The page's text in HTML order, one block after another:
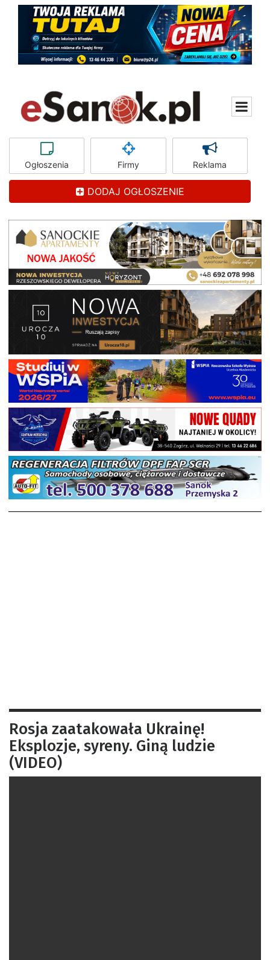
Ogłoszenia Firmy Reklama
DODAJ OGŁOSZENIE
Rosja zaatakowała Ukrainę!
Eksplozje, syreny. Giną ludzie
(VIDEO)